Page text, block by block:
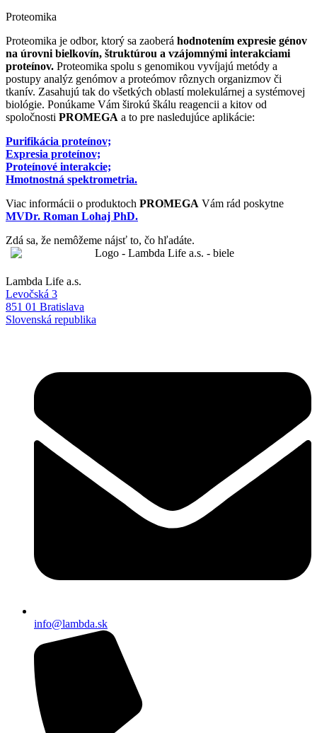
Proteomika
Proteomika je odbor, ktorý sa zaoberá hodnotením expresie génov
na úrovni bielkovín, štruktúrou a vzájomnými interakciami
proteínov. Proteomika spolu s genomikou vyvíjajú metódy a
postupy analýz genómov a proteómov rôznych organizmov či
tkanív. Zasahujú tak do všetkých oblastí molekulárnej a systémovej
biológie. Ponúkame Vám širokú škálu reagencii a kitov od
spoločnosti PROMEGA a to pre nasledujúce aplikácie:
Purifikácia proteínov;
Expresia proteínov;
Proteínové interakcie;
Hmotnostná spektrometria.
Viac informácii o produktoch PROMEGA Vám rád poskytne
MVDr. Roman Lohaj PhD.
Zdá sa, že nemôžeme nájsť to, čo hľadáte.
Lambda Life a.s.
Levočská 3
851 01 Bratislava
Slovenská republika
info@lambda.sk